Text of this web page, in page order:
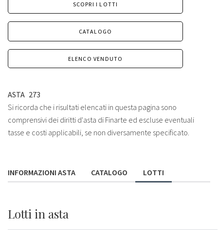
SCOPRI I LOTTI
CATALOGO
ELENCO VENDUTO
ASTA 273
Si ricorda che i risultati elencati in questa pagina sono
comprensivi dei diritti d'asta di Finarte ed escluse eventuali
tasse e costi applicabili, se non diversamente specificato.
INFORMAZIONI ASTA CATALOGO LOTTI
Lotti in asta